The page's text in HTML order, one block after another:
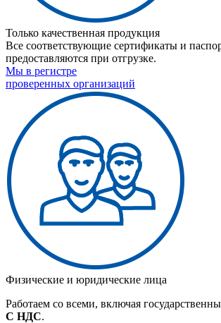
Только качественная продукция
Все соответствующие сертификаты и
предоставляются при отгрузке.
Мы в регистре
проверенных организаций
Физические и юридические лица
Работаем со всеми, включая
С НДС.